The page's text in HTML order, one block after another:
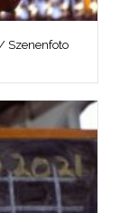
Szenenfoto